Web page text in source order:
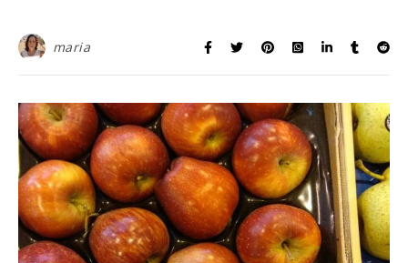
maria